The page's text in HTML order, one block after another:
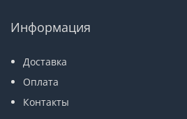
Информация
Доставка
Оплата
Контакты